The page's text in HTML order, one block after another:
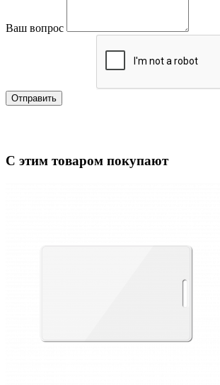
Ваш вопрос
Отправить
С этим товаром покупают